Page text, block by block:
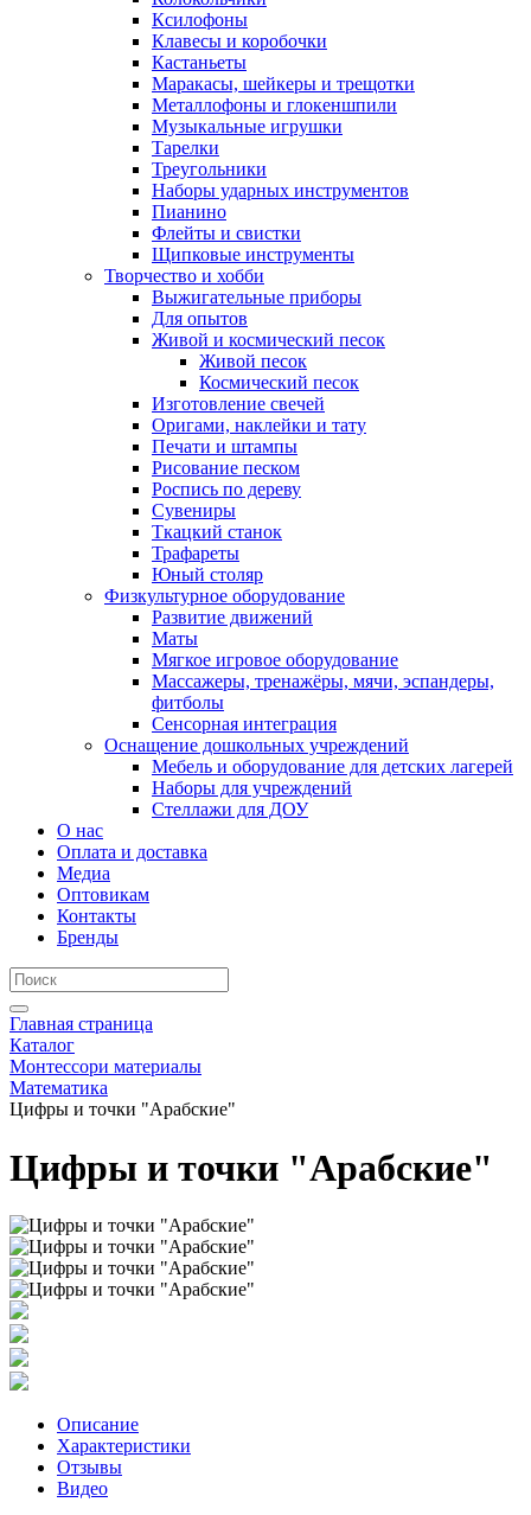
Ксилофоны
Клавесы и коробочки
Кастаньеты
Маракасы, шейкеры и трещотки
Металлофоны и глокеншпили
Музыкальные игрушки
Тарелки
Треугольники
Наборы ударных инструментов
Пианино
Флейты и свистки
Щипковые инструменты
Творчество и хобби
Выжигательные приборы
Для опытов
Живой и космический песок
Живой песок
Космический песок
Изготовление свечей
Оригами, наклейки и тату
Печати и штампы
Рисование песком
Роспись по дереву
Сувениры
Ткацкий станок
Трафареты
Юный столяр
Физкультурное оборудование
Развитие движений
Маты
Мягкое игровое оборудование
Массажеры, тренажёры, мячи, эспандеры,
фитболы
Сенсорная интеграция
Оснащение дошкольных учреждений
Мебель и оборудование для детских лагерей
Наборы для учреждений
Стеллажи для ДОУ
О нас
Оплата и доставка
Медиа
Оптовикам
Контакты
Бренды
Главная страница
Каталог
Монтессори материалы
Математика
Цифры и точки "Арабские"
Цифры и точки "Арабские"
Описание
Характеристики
Отзывы
Видео